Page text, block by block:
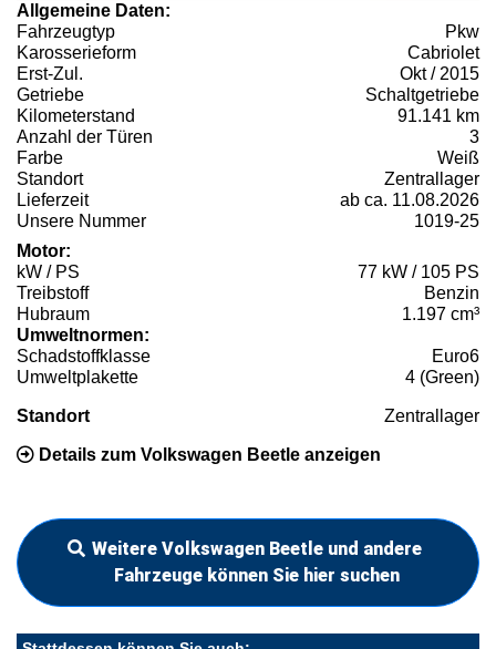
Allgemeine Daten:
Fahrzeugtyp
Pkw
Karosserieform
Cabriolet
Erst-Zul.
Okt / 2015
Getriebe
Schaltgetriebe
Kilometerstand
91.141 km
Anzahl der Türen
3
Farbe
Weiß
Standort
Zentrallager
Lieferzeit
ab ca. 11.08.2026
Unsere Nummer
1019-25
Motor:
kW / PS
77 kW / 105 PS
Treibstoff
Benzin
Hubraum
1.197 cm³
Umweltnormen:
Schadstoffklasse
Euro6
Umweltplakette
4 (Green)
Standort Zentrallager
Details zum Volkswagen Beetle anzeigen
Weitere Volkswagen Beetle und andere
Fahrzeuge können Sie hier suchen